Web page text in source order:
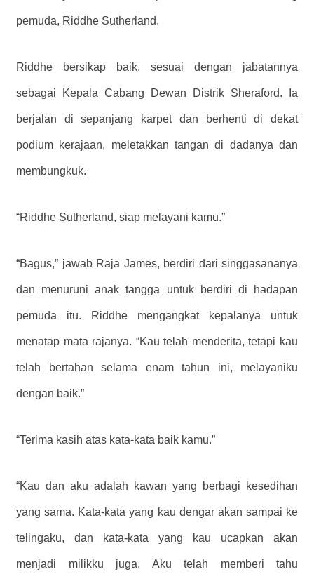
pemuda, Riddhe Sutherland.
Riddhe bersikap baik, sesuai dengan jabatannya
sebagai Kepala Cabang Dewan Distrik Sheraford. Ia
berjalan di sepanjang karpet dan berhenti di dekat
podium kerajaan, meletakkan tangan di dadanya dan
membungkuk.
“Riddhe Sutherland, siap melayani kamu.”
“Bagus,” jawab Raja James, berdiri dari singgasananya
dan menuruni anak tangga untuk berdiri di hadapan
pemuda itu. Riddhe mengangkat kepalanya untuk
menatap mata rajanya. “Kau telah menderita, tetapi kau
telah bertahan selama enam tahun ini, melayaniku
dengan baik.”
“Terima kasih atas kata-kata baik kamu.”
“Kau dan aku adalah kawan yang berbagi kesedihan
yang sama. Kata-kata yang kau dengar akan sampai ke
telingaku, dan kata-kata yang kau ucapkan akan
menjadi milikku juga. Aku telah memberi tahu